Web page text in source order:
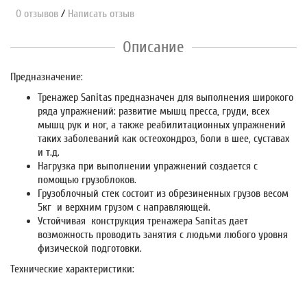
0 отзывов / Написать отзыв
Описание
Предназначение:
Тренажер Sanitas предназначен для выполнения широкого
ряда упражнений: развитие мышц пресса, груди, всех
мышц рук и ног, а также реабилитационных упражнений
таких заболеваний как остеохондроз, боли в шее, суставах
и т.д.
Нагрузка при выполнении упражнений создается с
помощью грузоблоков.
Грузоблочный стек состоит из обрезиненных грузов весом
5кг и верхним грузом с направляющей.
Устойчивая конструкция тренажера Sanitas дает
возможность проводить занятия с людьми любого уровня
физической подготовки.
Технические характеристики: